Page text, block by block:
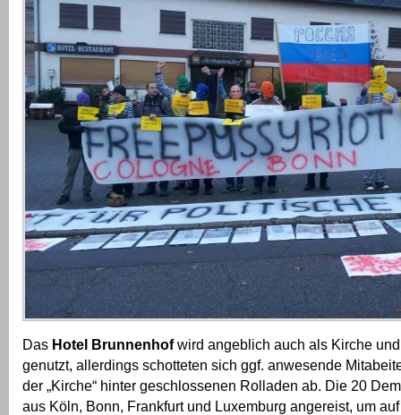
Das Hotel Brunnenhofwird angeblich auch als Kirche
genutzt, allerdings schotteten sich ggf. anwesende
der „Kirche“ hinter geschlossenen Rolladen ab. Die 20
aus Köln, Bonn, Frankfurt und Luxemburg angereist, um